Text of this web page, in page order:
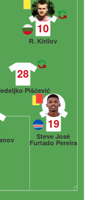
19
Steve José
Furtado Pereira
28
Piščević
10
R. Kirilov